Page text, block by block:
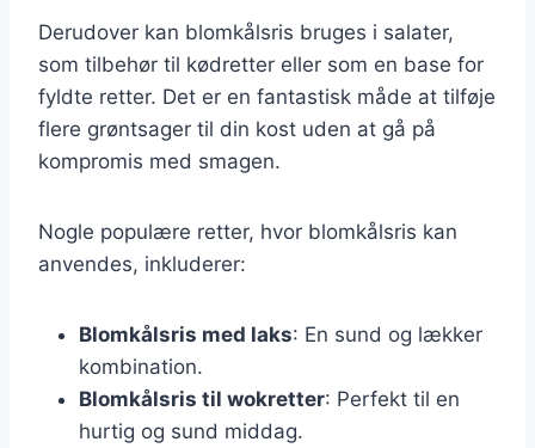
Derudover kan blomkålsris bruges i salater,
som tilbehør til kødretter eller som en base for
fyldte retter. Det er en fantastisk måde at tilføje
flere grøntsager til din kost uden at gå på
kompromis med smagen.
Nogle populære retter, hvor blomkålsris kan
anvendes, inkluderer:
Blomkålsris med laks: En sund og lækker
kombination.
Blomkålsris til wokretter: Perfekt til en
hurtig og sund middag.